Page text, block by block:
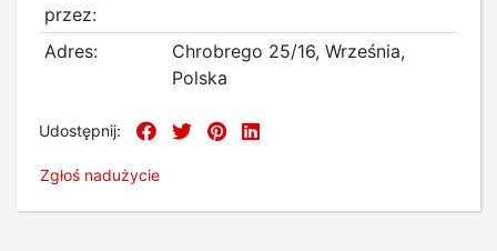
przez:
Adres:
Chrobrego 25/16, Września,
Polska
Udostępnij:
Zgłoś nadużycie